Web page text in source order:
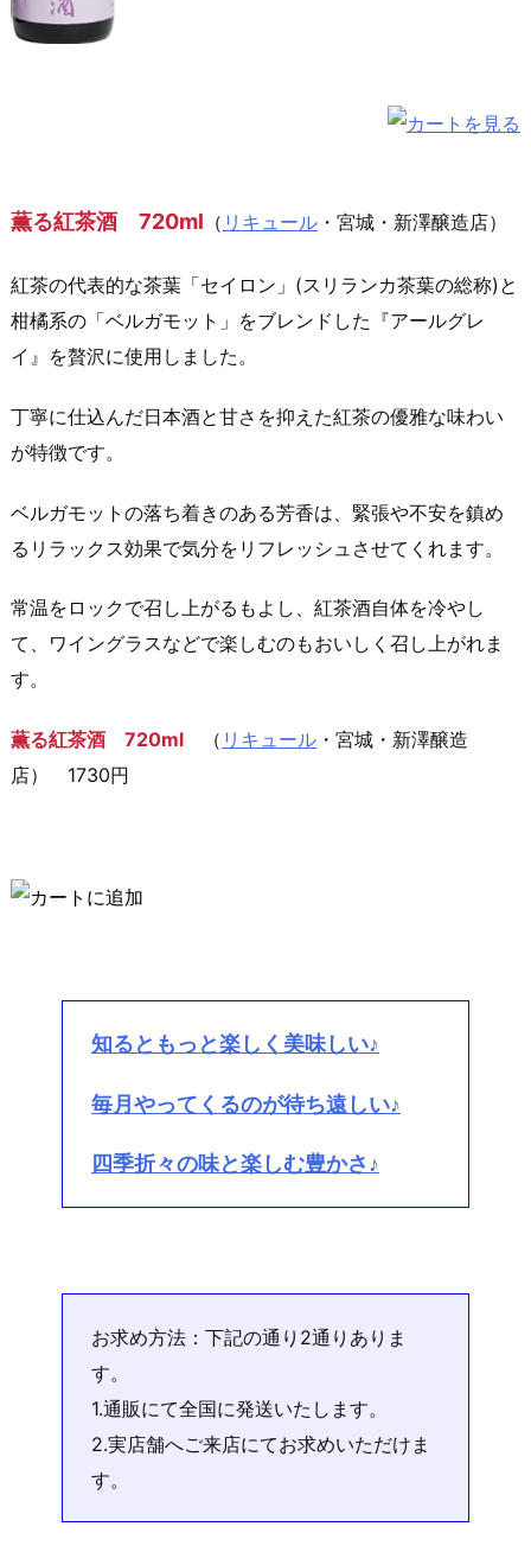
薫る紅茶酒 720ml （ リキュール ・宮城・新澤醸造店）
紅茶の代表的な茶葉「セイロン」(スリランカ茶葉の総称)と
柑橘系の「ベルガモット」をブレンドした『アールグレ
イ』を贅沢に使用しました。
丁寧に仕込んだ日本酒と甘さを抑えた紅茶の優雅な味わい
が特徴です。
ベルガモットの落ち着きのある芳香は、緊張や不安を鎮め
るリラックス効果で気分をリフレッシュさせてくれます。
常温をロックで召し上がるもよし、紅茶酒自体を冷やし
て、ワイングラスなどで楽しむのもおいしく召し上がれま
す。
薫る紅茶酒 720ml （ リキュール ・宮城・新澤醸造
店） 1730円
知るともっと楽しく美味しい♪
毎月やってくるのが待ち遠しい♪
四季折々の味と楽しむ豊かさ♪
お求め方法：下記の通り2通りありま
す。
1.通販にて全国に発送いたします。
2.実店舗へご来店にてお求めいただけま
す。